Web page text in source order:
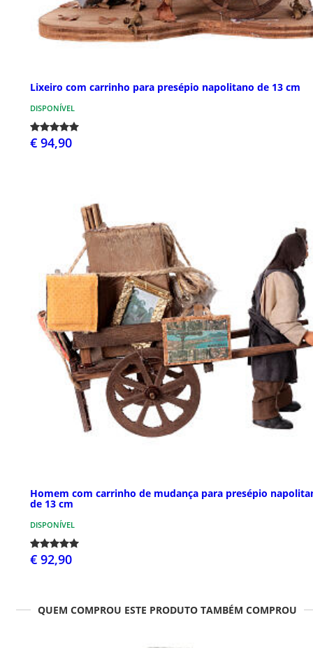
Lixeiro com carrinho para presépio napolitano de 13 cm
DISPONÍVEL
€ 94,90
Homem com carrinho de mudança para presépio
de 13 cm
DISPONÍVEL
€ 92,90
QUEM COMPROU ESTE PRODUTO TAMBÉM COMPROU